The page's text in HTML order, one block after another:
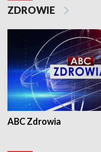
ZDROWIE
ABC Zdrowia